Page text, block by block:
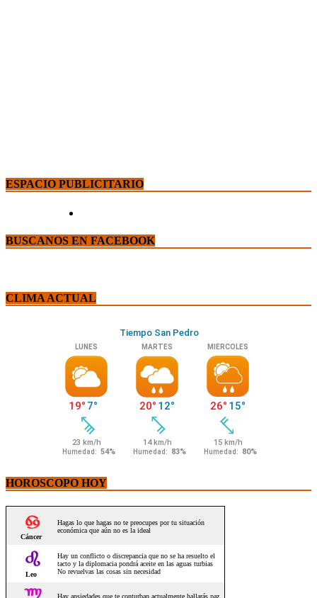
ESPACIO PUBLICITARIO
BUSCANOS EN FACEBOOK
CLIMA ACTUAL
HOROSCOPO HOY